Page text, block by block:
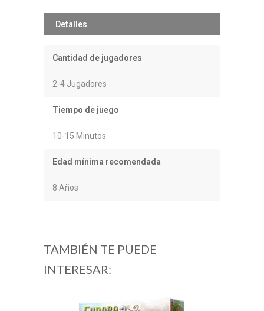
Detalles
Cantidad de jugadores
2-4 Jugadores
Tiempo de juego
10-15 Minutos
Edad mínima recomendada
8 Años
TAMBIÉN TE PUEDE
INTERESAR: